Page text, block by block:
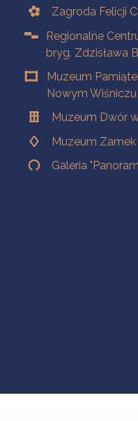
Zagroda Felicji
Regionalne
bryg. Zdzisława
Muzeum
Nowym Wiśniczu
Muzeum Dwór
Muzeum
Galeria